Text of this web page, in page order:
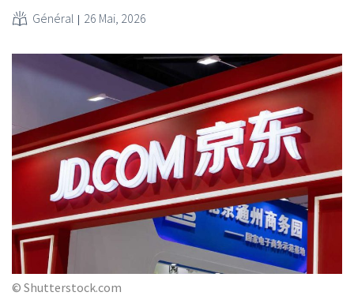
Général 26 Mai, 2026
© Shutterstock.com